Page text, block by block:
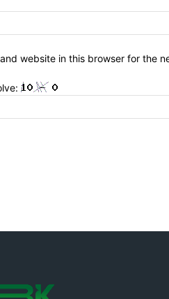
website in this browser for the